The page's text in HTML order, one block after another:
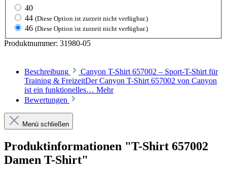
40
44 (Diese Option ist zurzeit nicht verfügbar.)
46 (Diese Option ist zurzeit nicht verfügbar.)
Produktnummer: 31980-05
Beschreibung
Canyon T-Shirt 657002 – Sport-T-Shirt für
Training & FreizeitDer Canyon T-Shirt 657002 von Canyon
ist ein funktionelles… Mehr
Bewertungen
Menü schließen
Produktinformationen "T-Shirt 657002
Damen T-Shirt"